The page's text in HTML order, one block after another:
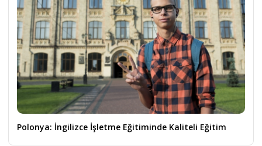
Polonya: İngilizce İşletme Eğitiminde Kaliteli Eğitim